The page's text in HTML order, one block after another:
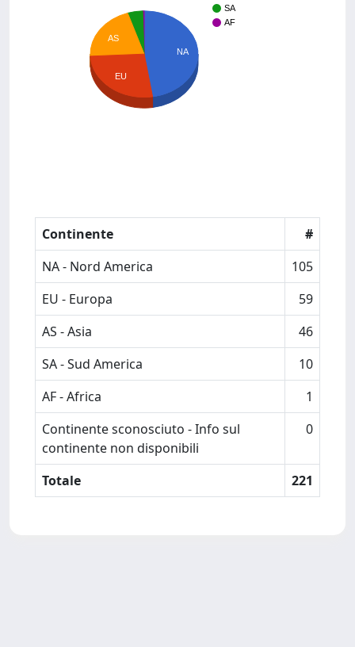
SA
AF
NA
AS
EU
Continente
#
NA - Nord America
105
EU - Europa
59
AS - Asia
46
SA - Sud America
10
AF - Africa
1
Continente sconosciuto - Info sul
continente non disponibili
0
Totale 221